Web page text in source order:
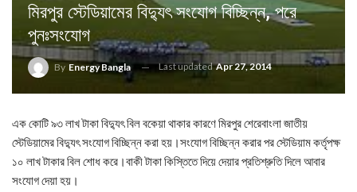
মিরপুর স্টেডিয়ামের বিদ্যুৎ সংযোগ বিচ্ছিন্ন, পরে
পুনঃসংযোগ
By Energy Bangla Last updatedApr 27, 2014
এক কোটি ৯৩ লাখ টাকা বিদ্যুৎ বিল বকেয়া থাকার কারণে মিরপুর শেরেবাংলা জাতীয়
স্টেডিয়ামের বিদ্যুৎ সংযোগ বিচ্ছিন্ন করা হয়।সংযোগ বিচ্ছিন্ন করার পর স্টেডিয়াম কর্তৃপক্ষ
১০ লাখ টাকার বিল শোধ করে।বাকী টাকা কিস্তিতে দিয়ে দেয়ার প্রতিশ্রুতি দিলে আবার
সংযোগ দেয়া হয়।